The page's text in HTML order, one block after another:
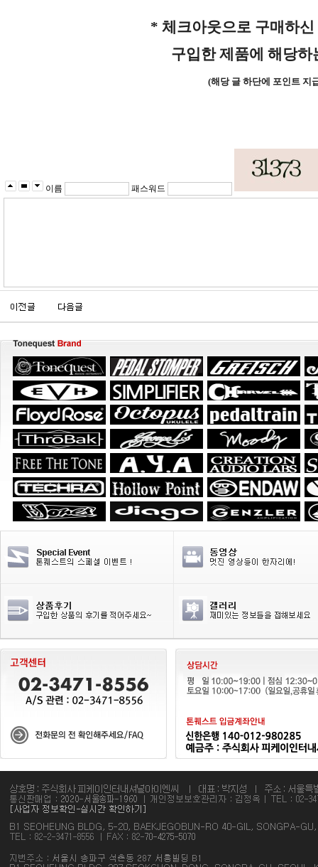
* 체크아웃으로 구매하
구입한 제품에 해당
(해당 글 하단에 포인트 지
이름 패스워드